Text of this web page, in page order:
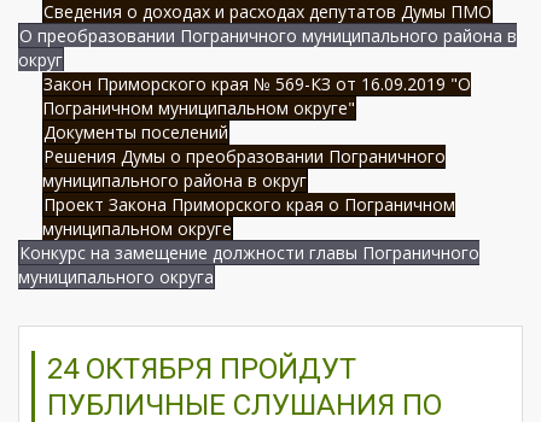
Сведения о доходах и расходах депутатов Думы ПМО
О преобразовании Пограничного муниципального района в
округ
Закон Приморского края № 569-КЗ от 16.09.2019 "О
Пограничном муниципальном округе"
Документы поселений
Решения Думы о преобразовании Пограничного
муниципального района в округ
Проект Закона Приморского края о Пограничном
муниципальном округе
Конкурс на замещение должности главы Пограничного
муниципального округа
24 ОКТЯБРЯ ПРОЙДУТ
ПУБЛИЧНЫЕ СЛУШАНИЯ ПО